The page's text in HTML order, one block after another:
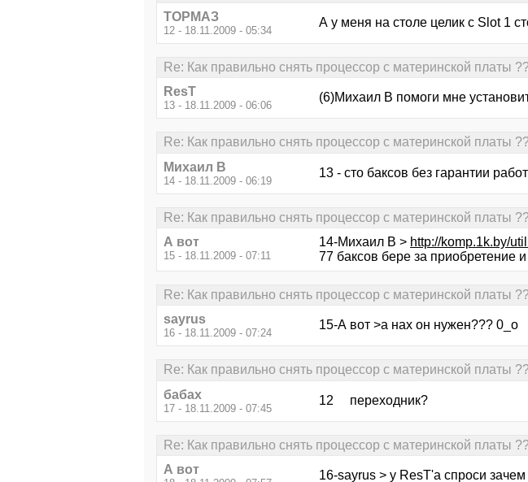
ТОРМАЗ
12 - 18.11.2009 - 05:34
А у меня на столе целик c Slot 1
Re: Как правильно снять процессор с материнской платы
ResT
13 - 18.11.2009 - 06:06
(6)Михаил В помоги мне
Re: Как правильно снять процессор с материнской платы
Михаил В
14 - 18.11.2009 - 06:19
13 - сто баксов без гарантии
Re: Как правильно снять процессор с материнской платы
А вот
15 - 18.11.2009 - 07:11
14-Михаил В > http://komp.1k.by/
77 баксов бере за приобретение и
Re: Как правильно снять процессор с материнской платы
sayrus
16 - 18.11.2009 - 07:24
15-А вот >а нах он нужен??? 0_о
Re: Как правильно снять процессор с материнской платы
бабах
17 - 18.11.2009 - 07:45
12 переходник?
Re: Как правильно снять процессор с материнской платы
А вот
16-sayrus > у ResT'a спроси